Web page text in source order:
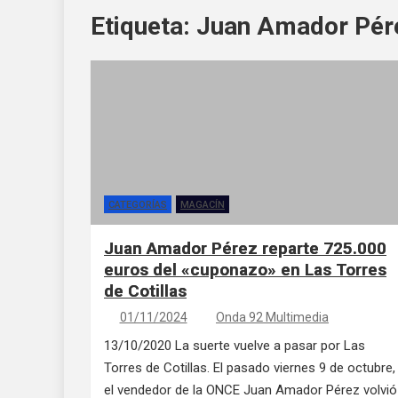
Etiqueta: Juan Amador
CATEGORÍAS MAGACÍN
Juan Amador Pérez reparte 725.000
euros del «cuponazo» en Las Torres
de Cotillas
01/11/2024 Onda 92 Multimedia
13/10/2020 La suerte vuelve a pasar por Las
Torres de Cotillas. El pasado viernes 9 de octubre,
el vendedor de la ONCE Juan Amador Pérez volvió